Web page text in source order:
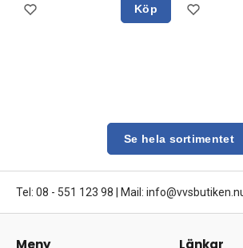
Köp
Se hela sortimentet
Tel: 08 - 551 123 98 Mail:
Meny Länkar